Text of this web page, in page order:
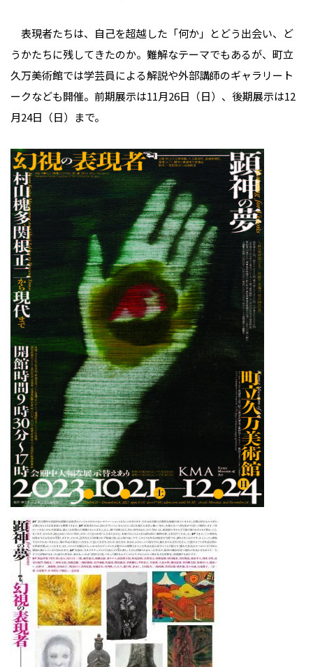
表現者たちは、自己を超越した「何か」とどう出会い、ど
うかたちに残してきたのか。難解なテーマでもあるが、町立
久万美術館では学芸員による解説や外部講師のギャラリート
ークなども開催。前期展示は11月26日（日）、後期展示は12
月24日（日）まで。